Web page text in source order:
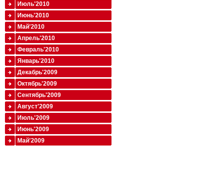
Июль'2010
Июнь'2010
Май'2010
Апрель'2010
Февраль'2010
Январь'2010
Декабрь'2009
Октябрь'2009
Сентябрь'2009
Август'2009
Июль'2009
Июнь'2009
Май'2009